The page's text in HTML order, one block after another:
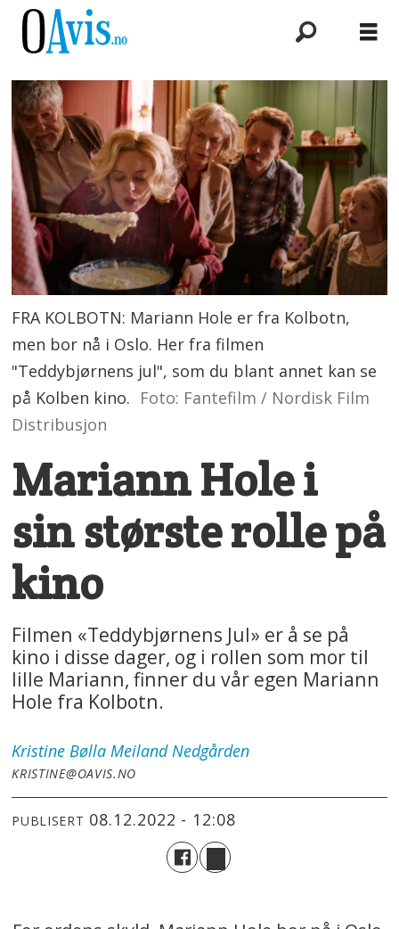
FRA KOLBOTN: Mariann Hole er fra Kolbotn,
men bor nå i Oslo. Her fra filmen
"Teddybjørnens jul", som du blant annet kan se
på Kolben kino. Foto: Fantefilm / Nordisk Film
Distribusjon
Mariann Hole i
sin største rolle på
kino
Filmen «Teddybjørnens Jul» er å se på
kino i disse dager, og i rollen som mor til
lille Mariann, finner du vår egen Mariann
Hole fra Kolbotn.
Kristine Bølla Meiland Nedgården
KRISTINE@OAVIS.NO
PUBLISERT 08.12.2022 - 12:08